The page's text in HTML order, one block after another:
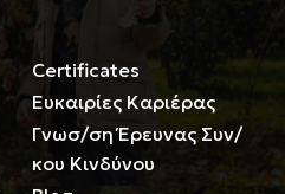
Certificates
Ευκαιρίες Καριέρας
Γνωσ/ση Έρευνας Συν/
κου Κινδύνου